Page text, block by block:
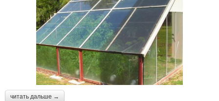
читать дальше →